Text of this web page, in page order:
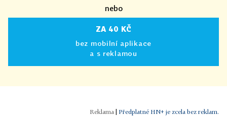
nebo
ZA 40 KČ
bez mobilní aplikace
a s reklamou
Předplatné HN+ je zcela bez reklam.